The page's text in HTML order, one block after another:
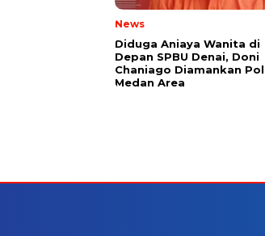
News
Diduga Aniaya Wanita di
Depan SPBU Denai, Doni
Chaniago Diamankan
Medan Area